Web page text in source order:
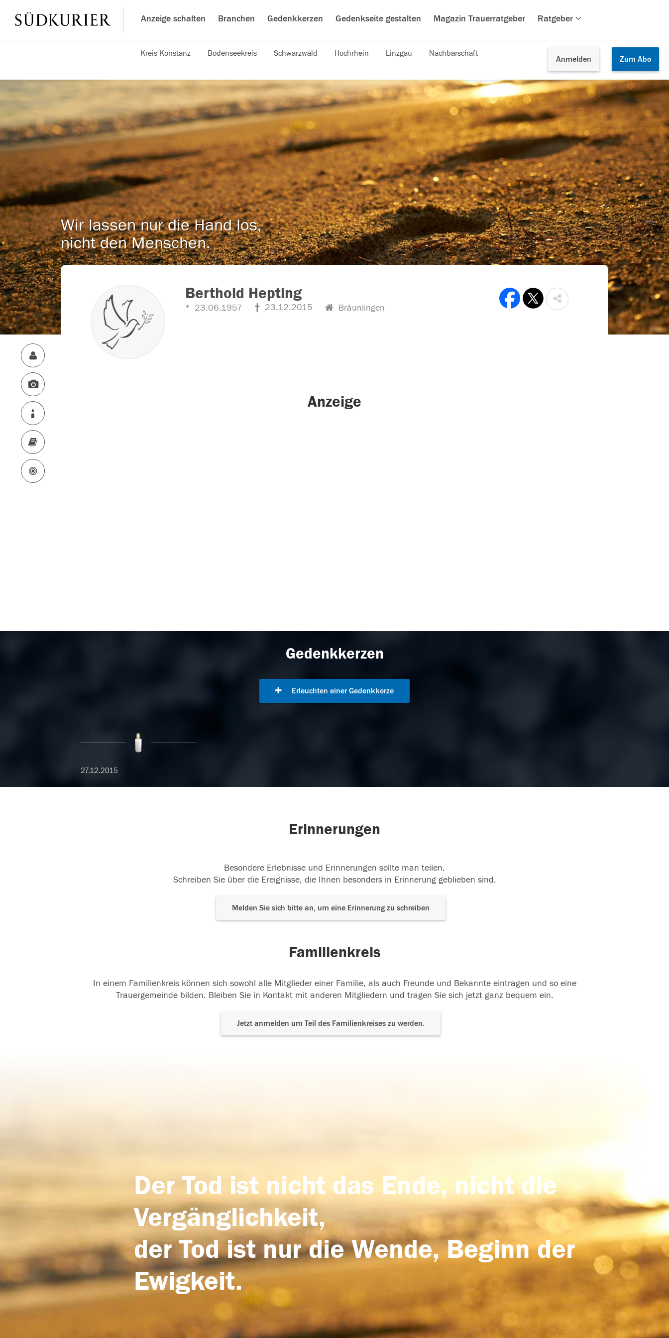
Anzeige schalten Branchen Gedenkkerzen Gedenkseite gestalten Magazin Trauerratgeber Ratgeber
Anmelden Zum Abo
Kreis Konstanz Bodenseekreis Schwarzwald Hochrhein Linzgau Nachbarschaft
Wir lassen nur die Hand los,
nicht den Menschen.
Berthold Hepting
23.06.1957 23.12.2015 Bräunlingen
Anzeige
Gedenkkerzen
Erleuchten einer Gedenkkerze
27.12.2015
Erinnerungen
Besondere Erlebnisse und Erinnerungen sollte man teilen.
Schreiben Sie über die Ereignisse, die Ihnen besonders in Erinnerung geblieben sind.
Melden Sie sich bitte an, um eine Erinnerung zu schreiben
Familienkreis
In einem Familienkreis können sich sowohl alle Mitglieder einer Familie, als auch Freunde und Bekannte eintragen und so eine
Trauergemeinde bilden. Bleiben Sie in Kontakt mit anderen Mitgliedern und tragen Sie sich jetzt ganz bequem ein.
Jetzt anmelden um Teil des Familienkreises zu werden.
Der Tod ist nicht das Ende, nicht die
Vergänglichkeit,
der Tod ist nur die Wende, Beginn der
Ewigkeit.